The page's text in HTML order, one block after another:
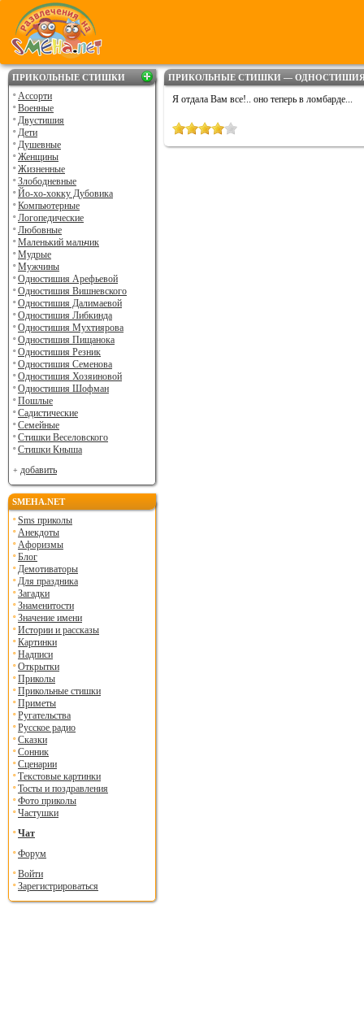
ПРИКОЛЬНЫЕ СТИШКИ
Ассорти
Военные
Двустишия
Дети
Душевные
Женщины
Жизненные
Злободневные
Йо-хо-хокку Дубовика
Компьютерные
Логопедические
Любовные
Маленький мальчик
Мудрые
Мужчины
Одностишия Арефьевой
Одностишия Вишневского
Одностишия Далимаевой
Одностишия Либкинда
Одностишия Мухтиярова
Одностишия Пищанока
Одностишия Резник
Одностишия Семенова
Одностишия Хозяиновой
Одностишия Шофман
Пошлые
Садистические
Семейные
Стишки Веселовского
Стишки Кныша
добавить
SMEHA.NET
Sms приколы
Анекдоты
Афоризмы
Блог
Демотиваторы
Для праздника
Загадки
Знаменитости
Значение имени
Истории и рассказы
Картинки
Надписи
Открытки
Приколы
Прикольные стишки
Приметы
Ругательства
Русское радио
Сказки
Сонник
Сценарии
Текстовые картинки
Тосты и поздравления
Фото приколы
Частушки
Чат
Форум
Войти
Зарегистрироваться
ПРИКОЛЬНЫЕ СТИШКИ — ОДНОСТИШИЯ
Я отдала Вам все!.. оно теперь в ломбарде...